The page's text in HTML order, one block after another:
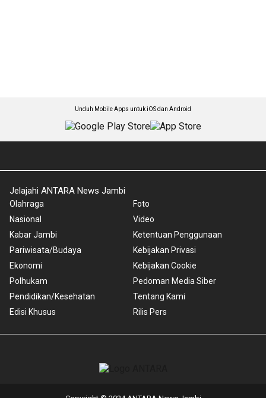
Unduh Mobile Apps untuk iOS dan Android
Jelajahi ANTARA News Jambi
Olahraga
Nasional
Kabar Jambi
Pariwisata/Budaya
Ekonomi
Polhukam
Pendidikan/Kesehatan
Edisi Khusus
Foto
Video
Ketentuan Penggunaan
Kebijakan Privasi
Kebijakan Cookie
Pedoman Media Siber
Tentang Kami
Rilis Pers